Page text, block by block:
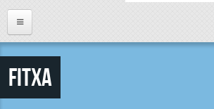
Inici
Llistat Publicacions periòdiques
Fitxa